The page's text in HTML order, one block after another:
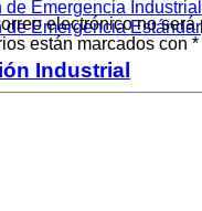
de Emergencia Industrial
de Emergencia Estándar
Industrial
electrónico no
están marcados con *